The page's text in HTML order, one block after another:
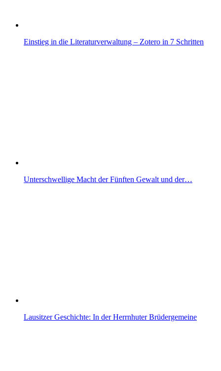
Einstieg in die Literaturverwaltung – Zotero in 7 Schritten
Unterschwellige Macht der Fünften Gewalt und der…
Lausitzer Geschichte: In der Herrnhuter Brüdergemeine